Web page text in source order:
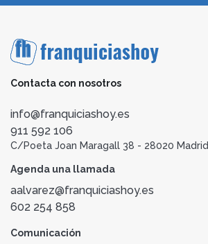
Contacta con nosotros
info@franquiciashoy.es
911 592 106
C/Poeta Joan Maragall 38 - 28020 Madrid
Agenda una llamada
aalvarez@franquiciashoy.es
602 254 858
Comunicación